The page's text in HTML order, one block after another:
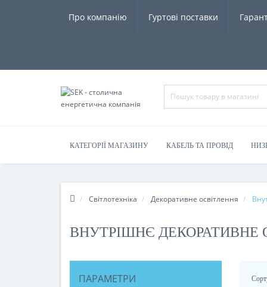
Про компанію Гуртові поставки
КАТЕГОРІЇ МАГАЗИНУ КАБЕЛЬ ТА ПРОВІД
Світлотехніка Декоративне освітлення
ВНУТРІШНЄ ДЕКОРАТИВНЕ
ПАРАМЕТРИ